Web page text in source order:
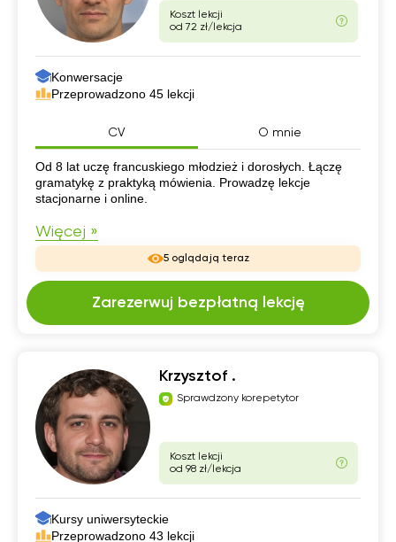
Koszt lekcji
od 72 zł/lekcja
Konwersacje
Przeprowadzono 45 lekcji
CV O mnie
CV
Od 8 lat uczę francuskiego młodzież i dorosłych. Łączę
gramatykę z praktyką mówienia. Prowadzę lekcje
stacjonarne i online.
Więcej »
5 oglądają teraz
Zarezerwuj bezpłatną lekcję
Krzysztof .
Sprawdzony korepetytor
Koszt lekcji
od 98 zł/lekcja
Kursy uniwersyteckie
Przeprowadzono 43 lekcji